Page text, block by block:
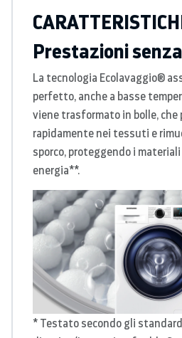
Prestazioni
La tecnologia Ecolavaggio®
perfetto, anche a basse
viene trasformato in bolle, che
rapidamente nei tessuti e
sporco, proteggendo i
energia**.
* Testato secondo gli